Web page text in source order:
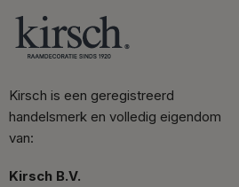
Kirsch is een geregistreerd
handelsmerk en volledig eigendom
van:
Kirsch B.V.